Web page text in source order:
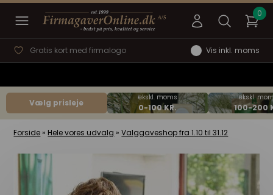
Gratis kort med firmalogo Vis inkl. moms
Vælg prisleje
Forside » Hele vores udvalg »Valggaveshop fra 1.10 til 31.12